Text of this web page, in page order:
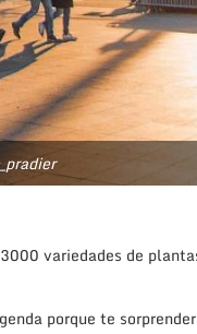
variedades de
porque te